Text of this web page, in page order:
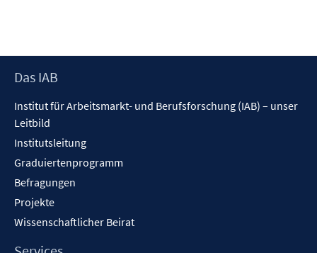
Footer
Das IAB
Institut für Arbeitsmarkt- und Berufsforschung (IAB) – unser
Leitbild
Institutsleitung
Graduiertenprogramm
Befragungen
Projekte
Wissenschaftlicher Beirat